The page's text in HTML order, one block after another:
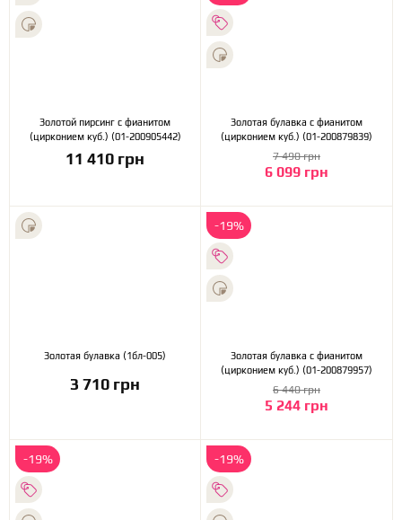
Золотой пирсинг с фианитом
(цирконием куб.) (01-200905442)
11 410 грн
Золотая булавка с фианитом
(цирконием куб.) (01-200879839)
6 099 грн
7 490 грн
Золотая булавка (1бл-005)
3 710 грн
-19%
Золотая булавка с фианитом
(цирконием куб.) (01-200879957)
5 244 грн
6 440 грн
-19% -19%